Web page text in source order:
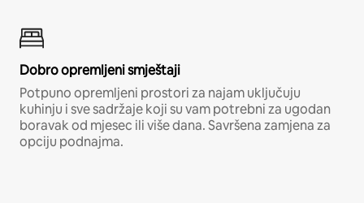
Dobro opremljeni smještaji
Potpuno opremljeni prostori za najam uključuju
kuhinju i sve sadržaje koji su vam potrebni za ugodan
boravak od mjesec ili više dana. Savršena zamjena za
opciju podnajma.